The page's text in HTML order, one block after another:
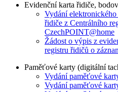
Evidenční karta řidiče,
Vydání
řidiče z Centrálního
CzechPOINT@home
Žádost o výpis z
registru řidičů o
Paměťové karty (digitální
Vydání paměťové
Vydání paměťové